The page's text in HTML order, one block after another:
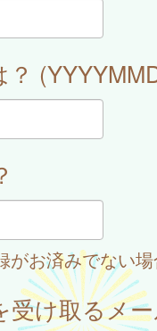
がお済みでない
受け取るメ